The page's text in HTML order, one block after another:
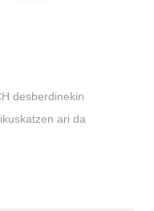
desberdinekin
ari da